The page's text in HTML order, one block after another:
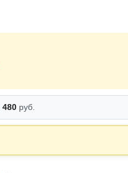
480 руб.